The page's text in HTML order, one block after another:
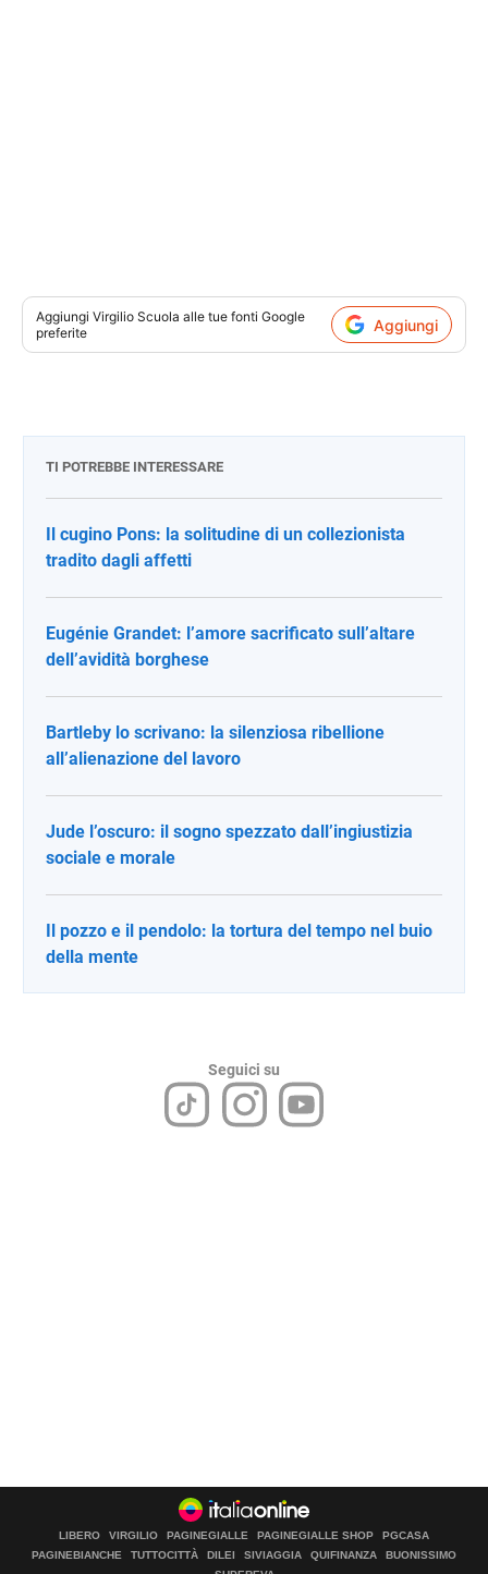
Aggiungi Virgilio Scuola alle tue fonti Google
preferite
Aggiungi
TI POTREBBE INTERESSARE
Il cugino Pons: la solitudine di un collezionista
tradito dagli affetti
Eugénie Grandet: l’amore sacrificato sull’altare
dell’avidità borghese
Bartleby lo scrivano: la silenziosa ribellione
all’alienazione del lavoro
Jude l’oscuro: il sogno spezzato dall’ingiustizia
sociale e morale
Il pozzo e il pendolo: la tortura del tempo nel buio
della mente
Seguici su
LIBERO VIRGILIO PAGINEGIALLE PAGINEGIALLE SHOP
PGCASA
PAGINEBIANCHE
TUTTOCITTÀ DILEI SIVIAGGIA QUIFINANZA
BUONISSIMO